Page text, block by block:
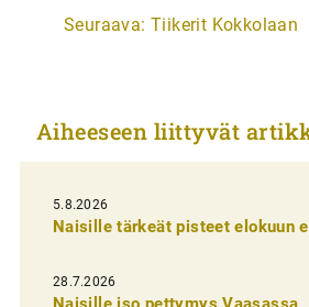
t
k
e
l
i
e
Seuraava: Tiikerit Kokkolaan
Aiheeseen liittyvät
5.8.2026
Naisille tärkeät pisteet elokuun
28.7.2026